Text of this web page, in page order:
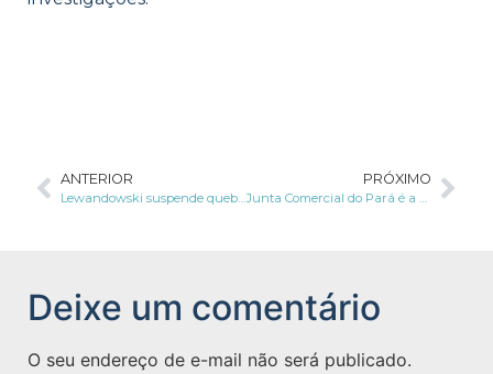
ANTERIOR
Lewandowski suspende quebra de dados de geolocalização determinada pela CPI da Pandemia
PRÓXIMO
Junta Comercial do Pará é a primeira do país a contratar a LGPD Educacional
Deixe um comentário
O seu endereço de e-mail não será publicado.